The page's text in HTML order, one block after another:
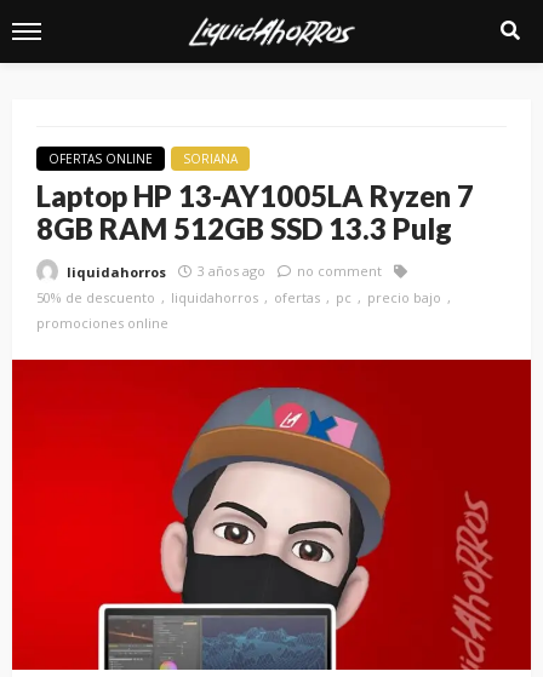
OFERTAS ONLINE SORIANA
Laptop HP 13-AY1005LA Ryzen 7
8GB RAM 512GB SSD 13.3 Pulg
liquidahorros 3 años ago
no comment
50% de descuento
liquidahorros ofertas pc
precio bajo
promociones online